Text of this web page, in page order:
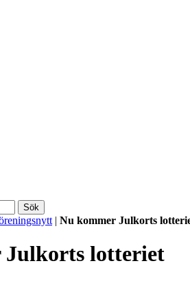
Sök
| Nu kommer Julkorts
Julkorts lotteriet